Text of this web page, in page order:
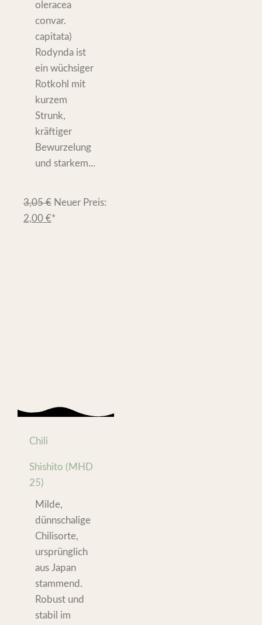
oleracea
convar.
capitata)
Rodynda ist
ein wüchsiger
Rotkohl mit
kurzem
Strunk,
kräftiger
Bewurzelung
und starkem...
3,05€ Neuer Preis:
2,00 €*
Chili
Shishito (MHD
25)
Milde,
dünnschalige
Chilisorte,
ursprünglich
aus Japan
stammend.
Robust und
stabil im